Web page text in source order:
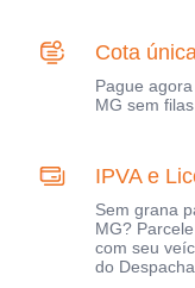
Cota
Pague
MG sem
IPVA e
Sem grana
MG?
com seu
do